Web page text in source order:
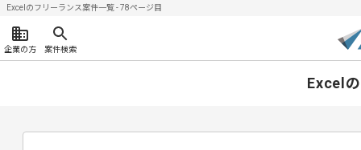
Excelのフリーランス案件一覧 - 78ページ目
企業の方 案件検索
Excel